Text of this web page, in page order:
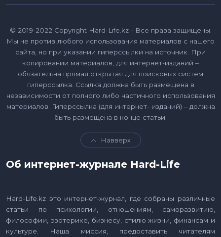
© 2019-2022 Copyright Hard-Life.kz - Все права защищены.
Мы не против любого использования материалов с нашего
сайта, но при указании гиперссылки на источник. При
копировании материалов, для интернет-изданий –
обязательна прямая открытая для поисковых систем
гиперссылка. Ссылка должна быть размещена в
независимости от полного либо частичного использования
материалов. Гиперссылка (для интернет- изданий) – должна
быть размещена в конце статьи.
Навверх
Об интернет-журнале Hard-Life
Hard-Life.kz это интернет-журнал, где собраны различные
статьи по психологии, отношениям, саморазвитию,
философии, эзотерике, бизнесу, стилю жизни, финансам и
культуре. Наша миссия, предоставить читателям